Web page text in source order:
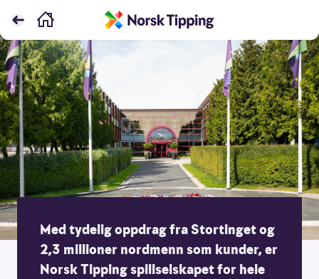
Med tydelig oppdrag fra Stortinget og
2,3 millioner nordmenn som kunder, er
Norsk Tipping spillselskapet for hele